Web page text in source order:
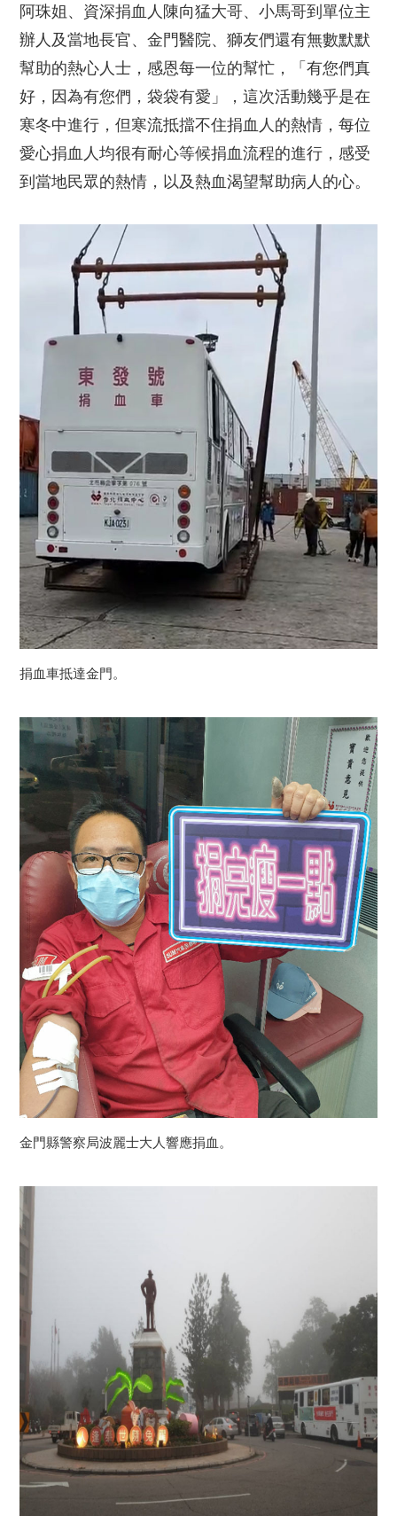
阿珠姐、資深捐血人陳向猛大哥、小馬哥到單位主
辦人及當地長官、金門醫院、獅友們還有無數默默
幫助的熱心人士，感恩每一位的幫忙，「有您們真
好，因為有您們，袋袋有愛」，這次活動幾乎是在
寒冬中進行，但寒流抵擋不住捐血人的熱情，每位
愛心捐血人均很有耐心等候捐血流程的進行，感受
到當地民眾的熱情，以及熱血渴望幫助病人的心。
捐血車抵達金門。
金門縣警察局波麗士大人響應捐血。